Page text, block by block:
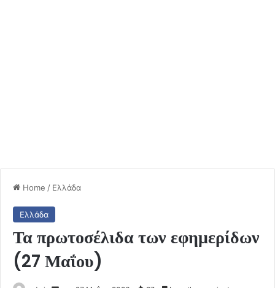
Home / Ελλάδα
Ελλάδα
Τα πρωτοσέλιδα των εφημερίδων
(27 Μαΐου)